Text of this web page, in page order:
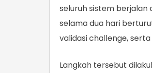
seluruh sistem berjalan
selama dua hari
validasi challenge,
Langkah tersebut